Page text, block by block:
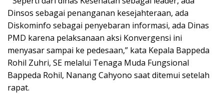
Dinsos sebagai penanganan kesejahteraan, ada
Diskominfo sebagai penyebaran informasi, ada Dinas
PMD karena pelaksanaan aksi Konvergensi ini
menyasar sampai ke pedesaan,” kata Kepala Bappeda
Rohil Zuhri, SE melalui Tenaga Muda Fungsional
Bappeda Rohil, Nanang Cahyono saat ditemui setelah
rapat.